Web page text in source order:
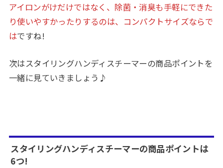
アイロンがけだけではなく、除菌・消臭も手軽にできた
り使いやすかったりするのは、コンパクトサイズならで
はですね!
次はスタイリングハンディスチーマーの商品ポイントを
一緒に見ていきましょう♪
スタイリングハンディスチーマーの商品ポイントは
6つ!